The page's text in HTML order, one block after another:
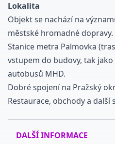
Lokalita
Objekt se nachází na
městské hromadné dopravy.
Stanice metra Palmovka
vstupem do budovy, tak
autobusů MHD.
Dobré spojení na Pražský
Restaurace, obchody a další
DALŠÍ INFORMACE